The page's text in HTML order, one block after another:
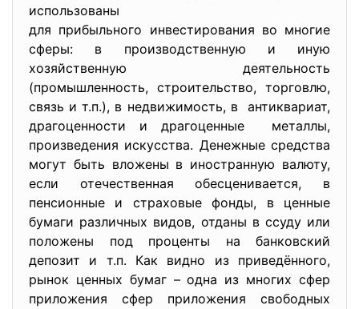
использованы
для прибыльного инвестирования во многие
сферы: в производственную и иную
хозяйственную деятельность
(промышленность, строительство, торговлю,
связь и т.п.), в недвижимость, в антиквариат,
драгоценности и драгоценные металлы,
произведения искусства. Денежные средства
могут быть вложены в иностранную валюту,
если отечественная обесценивается, в
пенсионные и страховые фонды, в ценные
бумаги различных видов, отданы в ссуду или
положены под проценты на банковский
депозит и т.п. Как видно из приведённого,
рынок ценных бумаг – одна из многих сфер
приложения сфер приложения свободных